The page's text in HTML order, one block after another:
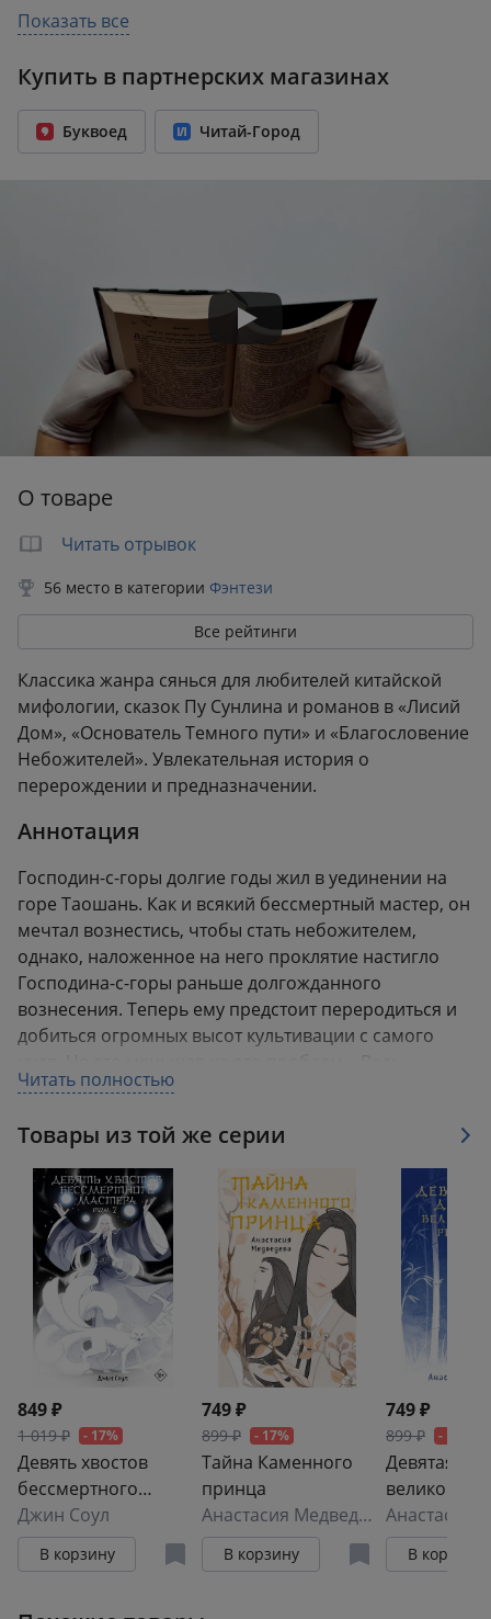
Издательство:
Возрастное ограничение: 18+
Количество страниц: 320
Переплет: Твёрдый переплёт
Показать все
Купить в партнерских магазинах
Буквоед Читай-Город
О товаре
Читать отрывок
56 место в категории Фэнтези
Все рейтинги
Классика жанра сянься для любителей китайской
мифологии, сказок Пу Сунлина и романов в «Лисий
Дом», «Основатель Темного пути» и «Благословение
Небожителей». Увлекательная история о
перерождении и предназначении.
Аннотация
Господин-с-горы долгие годы жил в уединении на
горе Таошань. Как и всякий бессмертный мастер, он
мечтал вознестись, чтобы стать небожителем,
однако, наложенное на него проклятие настигло
Господина-с-горы раньше долгожданного
вознесения. Теперь ему предстоит переродиться и
добиться огромных высот культивации с самого
перерождение — вещь коварная, неизвестно, каким
Читать полностью
Товары из той же серии
849 ₽
1 019 ₽ - 17%
Девять хвостов
бессмертного
мастера. Том 7
Джин Соул
В корзину
749 ₽
899 ₽ - 17%
Тайна Каменного
принца
Анастасия Медведева
В корзину
749 ₽
899 ₽ - 17%
Девятая
великого
В корзину